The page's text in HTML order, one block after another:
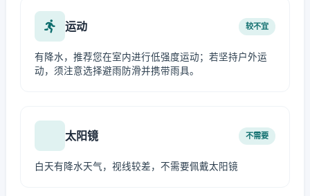
运动 较不宜
有降水，推荐您在室内进行低强度运动；若坚持户外运
动，须注意选择避雨防滑并携带雨具。
太阳镜 不需要
白天有降水天气，视线较差，不需要佩戴太阳镜